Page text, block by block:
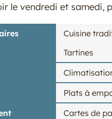
le vendredi et samedi,
Cuisine
Tartines
Plats à
Cartes de